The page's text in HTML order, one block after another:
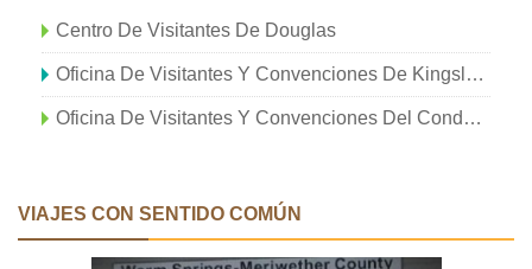
Centro De Visitantes De Douglas
Oficina De Visitantes Y Convenciones De Kingsland
Oficina De Visitantes Y Convenciones Del Condado De Liberty
VIAJES CON SENTIDO COMÚN